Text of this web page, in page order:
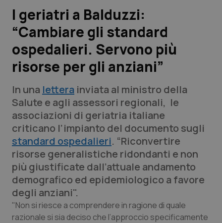
Lavoro e Professioni
Scienza e Farmaci
Studi e Analisi
Lettere al direttore
Edizioni Regionali
QS Pro
Professionisti Sanitari.AI
Abruzzo
Basilicata
QS Pro Gold
Artrite & artrosi
QS Club Newsletter
I geriatri a Balduzzi:
“Cambiare gli standard
ospedalieri. Servono più
risorse per gli anziani”
In una lettera inviata al ministro della
Salute e agli assessori regionali, le
associazioni di geriatria italiane
criticano l’impianto del documento sugli
standard ospedalieri. “Riconvertire
risorse generalistiche ridondanti e non
più giustificate dall’attuale andamento
demografico ed epidemiologico a favore
degli anziani".
"Non si riesce a comprendere in ragione di quale
razionale si sia deciso che l’approccio specificamente